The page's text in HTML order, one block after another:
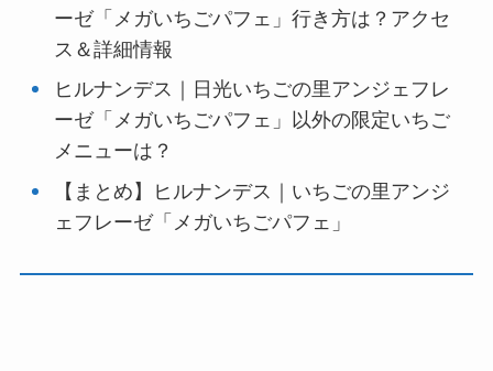
ーゼ「メガいちごパフェ」行き方は？アクセ
ス＆詳細情報
ヒルナンデス｜日光いちごの里アンジェフレ
ーゼ「メガいちごパフェ」以外の限定いちご
メニューは？
【まとめ】ヒルナンデス｜いちごの里アンジ
ェフレーゼ「メガいちごパフェ」